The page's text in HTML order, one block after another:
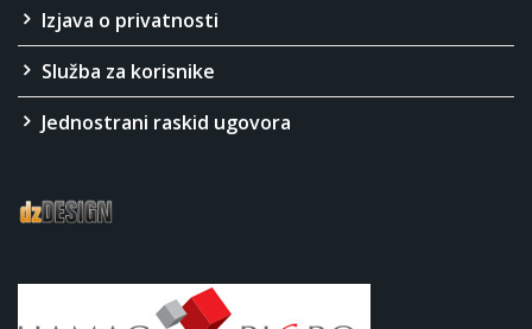
Izjava o privatnosti
Služba za korisnike
Jednostrani raskid ugovora